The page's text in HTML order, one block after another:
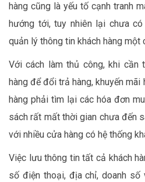
hàng cũng là yếu tố cạnh tranh
hướng tới, tuy nhiên lại chưa
quản lý thông tin khách hàng một
Với cách làm thủ công, khi cần
hàng để đổi trả hàng, khuyến mãi
hàng phải tìm lại các hóa đơn
sách rất mất thời gian chưa đến
với nhiều cửa hàng có hệ thống
Việc lưu thông tin tất cả khách
số điện thoại, địa chỉ, doanh số